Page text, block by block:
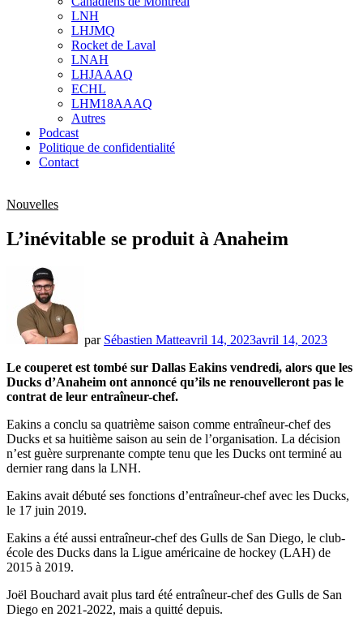
sub
menu
LNH
LHJMQ
Rocket de Laval
LNAH
LHJAAAQ
ECHL
LHM18AAAQ
Autres
Podcast
Politique de confidentialité
Contact
Nouvelles
L’inévitable se produit à Anaheim
par Sébastien Matteavril 14, 2023avril 14, 2023
Le couperet est tombé sur Dallas Eakins vendredi, alors que les
Ducks d’Anaheim ont annoncé qu’ils ne renouvelleront pas le
contrat de leur entraîneur-chef.
Eakins a conclu sa quatrième saison comme entraîneur-chef des
Ducks et sa huitième saison au sein de l’organisation. La décision
n’est guère surprenante compte tenu que les Ducks ont terminé au
dernier rang dans la LNH.
Eakins avait débuté ses fonctions d’entraîneur-chef avec les Ducks,
le 17 juin 2019.
Eakins a été aussi entraîneur-chef des Gulls de San Diego, le club-
école des Ducks dans la Ligue américaine de hockey (LAH) de
2015 à 2019.
Joël Bouchard avait plus tard été entraîneur-chef des Gulls de San
Diego en 2021-2022, mais a quitté depuis.